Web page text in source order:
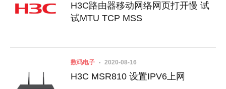
H3C路由器移动网络网页打开慢 试
试MTU TCP MSS
数码电子 2020-08-16
H3C MSR810 设置IPV6上网